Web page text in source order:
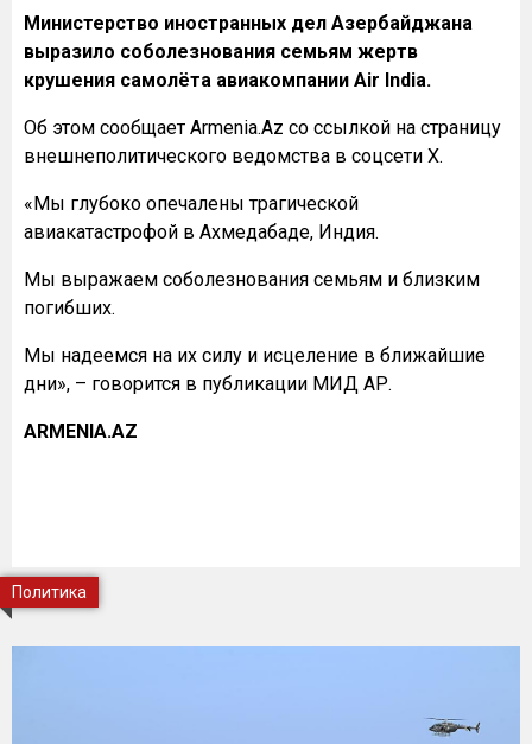
Министерство иностранных дел Азербайджана
выразило соболезнования семьям жертв
крушения самолёта авиакомпании Air India.
Об этом сообщает Armenia.Az со ссылкой на страницу
внешнеполитического ведомства в соцсети Х.
«Мы глубоко опечалены трагической
авиакатастрофой в Ахмедабаде, Индия.
Мы выражаем соболезнования семьям и близким
погибших.
Мы надеемся на их силу и исцеление в ближайшие
дни», – говорится в публикации МИД АР.
ARMENIA.AZ
Политика